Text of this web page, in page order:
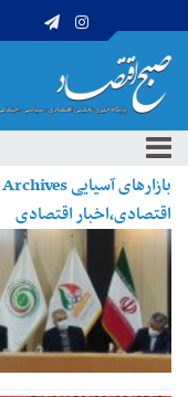
اقتصادی،اخبار اقتصادی